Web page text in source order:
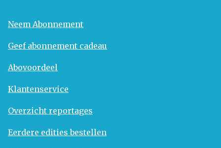
Neem Abonnement
Geef abonnement cadeau
Abovoordeel
Klantenservice
Overzicht reportages
Eerdere edities bestellen